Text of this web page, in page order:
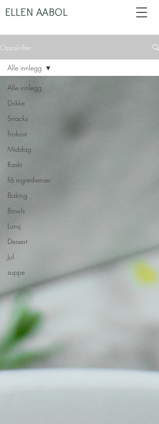
ELLEN AABOL
Oppskrifter
Alle innlegg
Drikke
Snacks
Frokost
Middag
Raskt
Få ingredienser
Baking
Bowls
Lunsj
Dessert
Jul
suppe
Alle innlegg